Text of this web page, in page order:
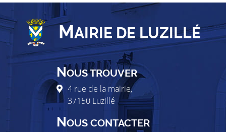
MAIRIE DE LUZILLÉ
NOUS TROUVER
4 rue de la mairie,
37150 Luzillé
NOUS CONTACTER